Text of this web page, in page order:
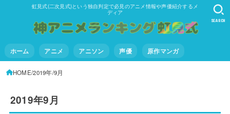
虹見式(二次見式)という独自判定で必見のアニメ情報や声優紹介するメ
ディア
ホーム アニメ アニソン 声優 原作マンガ
SEARCH
HOME 2019年 9月
2019年9月